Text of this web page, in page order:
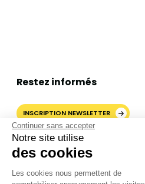
Continuer sans accepter
Notre site utilise
des cookies
Les cookies nous permettent de
Restez informés
INSCRIPTION NEWSLETTER
AJOUTER CRÉACTIFS COMME
SOURCE PRÉFÉRÉE SUR